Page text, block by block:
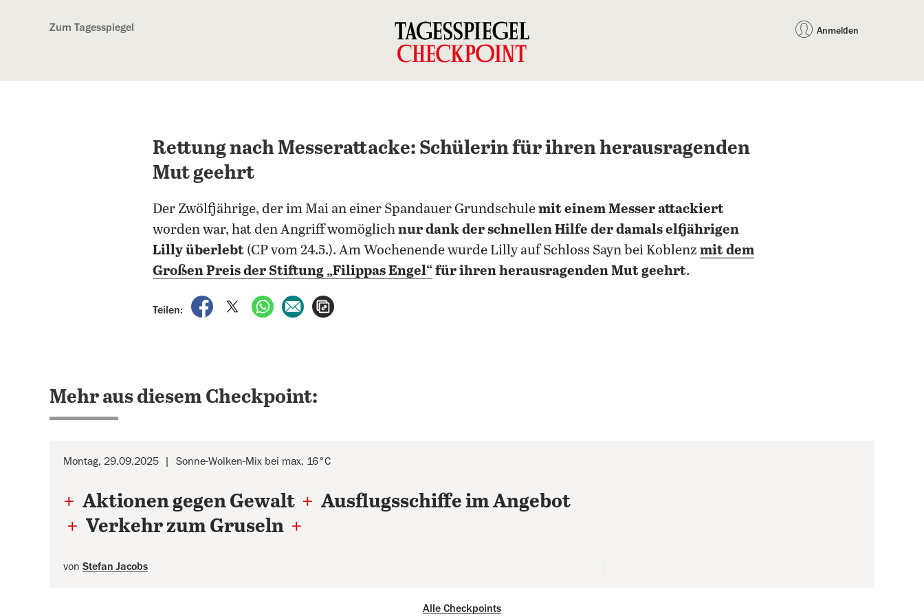
Zum Tagesspiegel Anmelden
Rettung nach Messerattacke: Schülerin für ihren herausragenden
Mut geehrt
Der Zwölfjährige, der im Mai an einer Spandauer Grundschulemit einem Messer attackiert
worden war, hat den Angriff womöglichnur dank der schnellen Hilfe der damals elfjährigen
Lilly überlebt (CP vom 24.5.). Am Wochenende wurde Lilly auf Schloss Sayn bei Koblenz mit dem
Großen Preis der Stiftung „Filippas Engel“für ihren herausragenden Mut geehrt.
Teilen:
auf Facebook teilen
auf X teilenper WhatsApp teilen
per E-Mail teilen
Mehr aus diesem Checkpoint:
Montag, 29.09.2025 Sonne-Wolken-Mix bei max. 16°C
+ Aktionen gegen Gewalt + Ausflugsschiffe im Angebot
+ Verkehr zum Gruseln +
von Stefan Jacobs
Alle Checkpoints